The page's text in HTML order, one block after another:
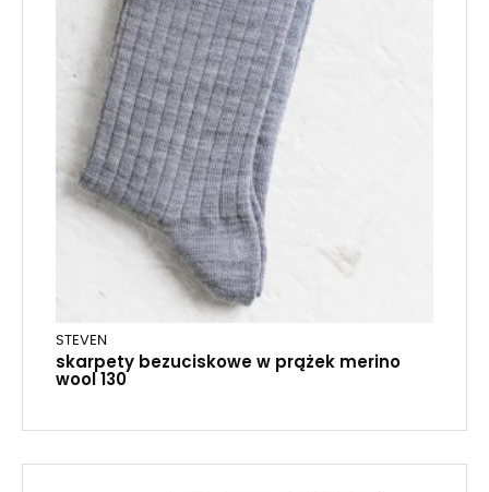
STEVEN
skarpety bezuciskowe w prążek merino
wool 130